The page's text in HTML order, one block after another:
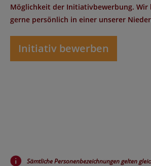
Möglichkeit der Initiativbewerbung. Wir
gerne persönlich in einer unserer
Initiativ bewerben
Sämtliche Personenbezeichnungen gelten